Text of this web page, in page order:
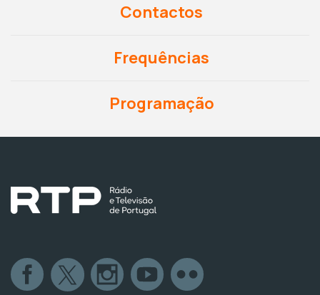
Contactos
Frequências
Programação